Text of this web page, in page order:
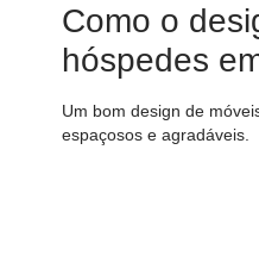
Como o
hóspedes
Um bom design de
espaçosos e agradáveis.